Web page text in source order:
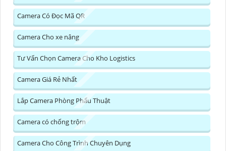
Camera Có Đọc Mã QR
Camera Cho xe nâng
Tư Vấn Chọn Camera Cho Kho Logistics
Camera Giá Rẻ Nhất
Lắp Camera Phòng Phẩu Thuật
Camera có chống trộm
Camera Cho Công Trình Chuyên Dụng